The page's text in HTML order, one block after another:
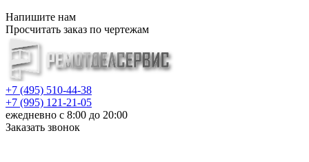
Напишите нам
Просчитать заказ по чертежам
+7 (495) 510-44-38
+7 (995) 121-21-05
ежедневно с 8:00 до 20:00
Заказать звонок